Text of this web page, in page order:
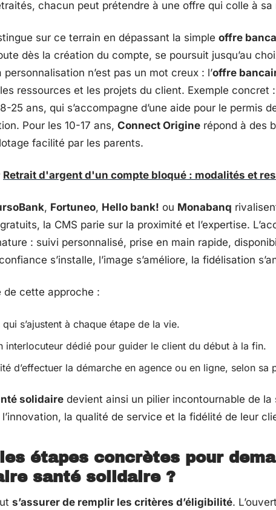
chacun peut prétendre à une offre qui colle à sa
sur ce terrain en dépassant la simple offre
dès la création du compte, se poursuit jusqu’au
n’est pas un mot creux : l’offre
ressources et les projets du client. Exemple concret :
25 ans, qui s’accompagne d’une aide pour le permis
Pour les 10-17 ans, Connect Origine répond à des
facilité par les parents.
Retrait d'argent d'un compte bloqué : modalités et
, Fortuneo, Hello bank! ou Monabanq
la CMS parie sur la proximité et l’expertise.
: suivi personnalisé, prise en main rapide,
s’installe, l’image s’améliore, la fidélisation
cette approche :
s’ajustent à chaque étape de la vie.
interlocuteur dédié pour guider le client du début à la fin.
d’effectuer la démarche en agence ou en ligne, selon sa
solidaire devient ainsi un pilier incontournable de la
la qualité de service et la fidélité de leur
étapes concrètes pour
santé solidaire?
s’assurer de remplir les critères d’éligibilité.